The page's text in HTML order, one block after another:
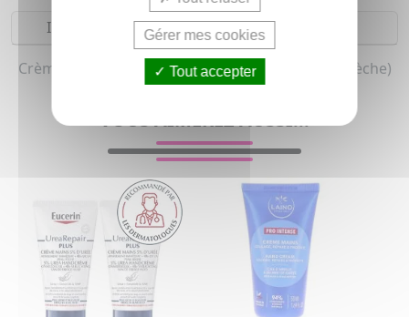
Indications
Crème mains bio pour homme et femme (Peau sèche)
VOUS AIMEREZ AUSSI...
Gérer mes cookies
Tout accepter